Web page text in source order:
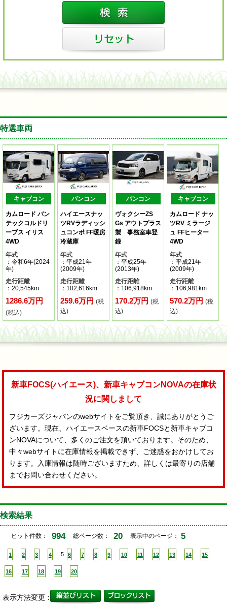
特選車両
キャブコン
カムロード バン
テックコルドリ
ーブス イリス
4WD
年式
：令和6年(2024
年)
走行距離
：20,545km
1286.6万円
(税込)
バンコン
ハイエースナッ
ツRVラディッシ
ュコンポ FF暖房
冷蔵庫
年式
：平成21年
(2009年)
走行距離
：102,616km
259.6万円(税
込)
バンコン
ヴォクシーZS
Gs アウトプラス
製 事務室車登
録
年式
：平成25年
(2013年)
走行距離
：106,918km
170.2万円(税
込)
キャブコン
カムロード ナッ
ツRV ミラージ
ュ FFヒーター
4WD
年式
：平成21年
(2009年)
走行距離
：106,981km
570.2万円(税
込)
新車FOCS(ハイエース)、新車キャブコンNOVAの在庫状
況に関しまして
フジカーズジャパンのwebサイトをご覧頂き、誠にありがとうご
ざいます。現在、ハイエースベースの新車FOCSと新車キャブコ
ンNOVAについて、多くのご注文を頂いております。そのため、
中々webサイトに在庫情報を掲載できず、ご迷惑をおかけしてお
ります。入庫情報は随時ございますため、詳しくは最寄りの店舗
までお問い合わせください。
検索結果
ヒット件数： 994 総ページ数： 20 表示中のページ： 5
1 2 3 4 5 6 7 8 9 10 11 12 13 14 15
16 17 18 19 20
表示方法変更：